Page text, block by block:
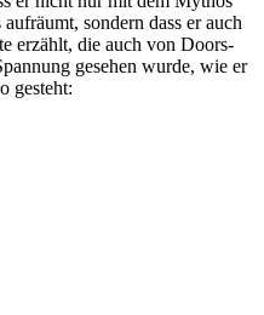
sondern dass er auch
erzählt, die auch von Doors-
gesehen wurde, wie er
gesteht: